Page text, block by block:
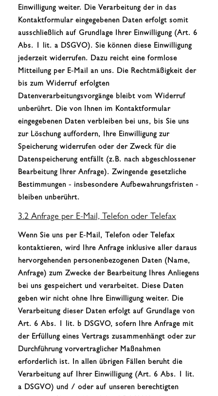
Einwilligung weiter. Die Verarbeitung der in das
Kontaktformular eingegebenen Daten erfolgt somit
ausschließlich auf Grundlage Ihrer Einwilligung (Art. 6
Abs. 1 lit. a DSGVO). Sie können diese Einwilligung
jederzeit widerrufen. Dazu reicht eine formlose
Mitteilung per E-Mail an uns. Die Rechtmäßigkeit der
bis zum Widerruf erfolgten
Datenverarbeitungsvorgänge bleibt vom Widerruf
unberührt. Die von Ihnen im Kontaktformular
eingegebenen Daten verbleiben bei uns, bis Sie uns
zur Löschung auffordern, Ihre Einwilligung zur
Speicherung widerrufen oder der Zweck für die
Datenspeicherung entfällt (z.B. nach abgeschlossener
Bearbeitung Ihrer Anfrage). Zwingende gesetzliche
Bestimmungen - insbesondere Aufbewahrungsfristen -
bleiben unberührt.
3.2 Anfrage per E-Mail, Telefon oder Telefax
Wenn Sie uns per E-Mail, Telefon oder Telefax
kontaktieren, wird Ihre Anfrage inklusive aller daraus
hervorgehenden personenbezogenen Daten (Name,
Anfrage) zum Zwecke der Bearbeitung Ihres Anliegens
bei uns gespeichert und verarbeitet. Diese Daten
geben wir nicht ohne Ihre Einwilligung weiter. Die
Verarbeitung dieser Daten erfolgt auf Grundlage von
Art. 6 Abs. 1 lit. b DSGVO, sofern Ihre Anfrage mit
der Erfüllung eines Vertrags zusammenhängt oder zur
Durchführung vorvertraglicher Maßnahmen
erforderlich ist. In allen übrigen Fällen beruht die
Verarbeitung auf Ihrer Einwilligung (Art. 6 Abs. 1 lit.
a DSGVO) und / oder auf unseren berechtigten